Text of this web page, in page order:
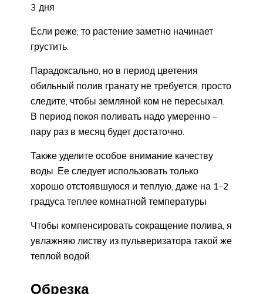
3 дня
Если реже, то растение заметно начинает
грустить.
Парадоксально, но в период цветения
обильный полив гранату не требуется, просто
следите, чтобы земляной ком не пересыхал.
В период покоя поливать надо умеренно –
пару раз в месяц будет достаточно.
Также уделите особое внимание качеству
воды. Ее следует использовать только
хорошо отстоявшуюся и теплую, даже на 1-2
градуса теплее комнатной температуры
Чтобы компенсировать сокращение полива, я
увлажняю листву из пульверизатора такой же
теплой водой.
Обрезка